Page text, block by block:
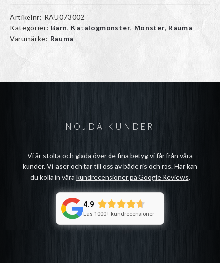
Artikelnr: RAU073002
Kategorier: Barn, Katalogmönster, Mönster, Rauma
Varumärke: Rauma
NÖJDA KUNDER
Vi är stolta och glada över de fina betyg vi får från våra
kunder. Vi läser och tar till oss av både ris och ros. Här kan
du kolla in våra kundrecensioner på Google Reviews.
4.9
Läs 1000+ kundrecensioner